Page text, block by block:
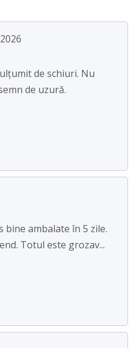
de schiuri. Nu
de uzură.
ambalate în 5 zile.
Totul este grozav...